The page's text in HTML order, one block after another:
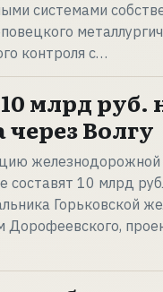
системами
контроля с…
млрд руб.
через Волгу
железнодорожной
составят 10 млрд
Горьковской
Дорофеевского,